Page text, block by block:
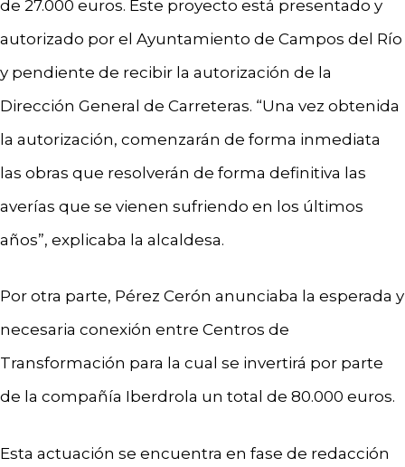
de 27.000 euros. Este proyecto está presentado y
autorizado por el Ayuntamiento de Campos del Río
y pendiente de recibir la autorización de la
Dirección General de Carreteras. “Una vez obtenida
la autorización, comenzarán de forma inmediata
las obras que resolverán de forma definitiva las
averías que se vienen sufriendo en los últimos
años”, explicaba la alcaldesa.
Por otra parte, Pérez Cerón anunciaba la esperada y
necesaria conexión entre Centros de
Transformación para la cual se invertirá por parte
de la compañía Iberdrola un total de 80.000 euros.
Esta actuación se encuentra en fase de redacción